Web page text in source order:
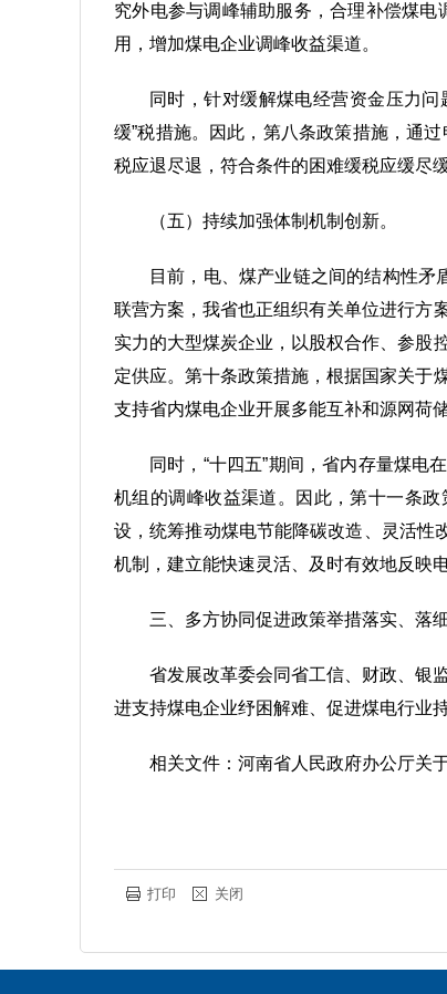
究外电参与调峰辅助服务，合理补偿煤
用，增加煤电企业调峰收益渠道。
同时，针对缓解煤电经营资金压力
缓”税措施。因此，第八条政策措施，通
税应退尽退，符合条件的困难缓税应缓尽
（五）持续加强体制机制创新。
目前，电、煤产业链之间的结构性矛
联营方案，我省也正组织有关单位进行方
实力的大型煤炭企业，以股权合作、参股
定供应。第十条政策措施，根据国家关于
支持省内煤电企业开展多能互补和源网荷
同时，“十四五”期间，省内存量煤电
机组的调峰收益渠道。因此，第十一条
设，统筹推动煤电节能降碳改造、灵活性
机制，建立能快速灵活、及时有效地反映
三、多方协同促进政策举措落实、落
省发展改革委会同省工信、财政、银
进支持煤电企业纾困解难、促进煤电行业
相关文件：河南省人民政府办公厅关
打印 关闭